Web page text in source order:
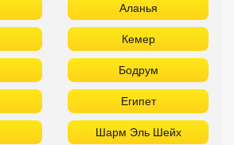
Аланья
Кемер
Бодрум
Египет
Шарм Эль Шейх